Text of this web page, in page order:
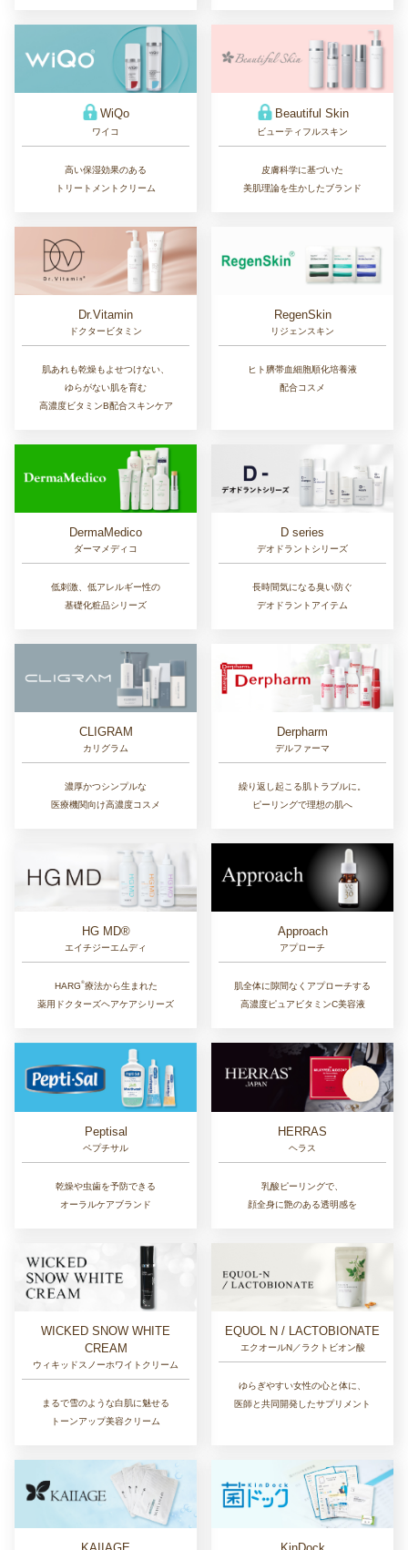
WiQo
ワイコ
高い保湿効果のある
トリートメントクリーム
Beautiful Skin
ビューティフルスキン
皮膚科学に基づいた
美肌理論を生かしたブランド
Dr.Vitamin
ドクタービタミン
肌あれも乾燥もよせつけない、
ゆらがない肌を育む
高濃度ビタミンB配合スキンケア
RegenSkin
リジェンスキン
ヒト臍帯血細胞順化培養液
配合コスメ
DermaMedico
ダーマメディコ
低刺激、低アレルギー性の
基礎化粧品シリーズ
D series
デオドラントシリーズ
長時間気になる臭い防ぐ
デオドラントアイテム
CLIGRAM
カリグラム
濃厚かつシンプルな
医療機関向け高濃度コスメ
Derpharm
デルファーマ
繰り返し起こる肌トラブルに。
ピーリングで理想の肌へ
HG MD®
エイチジーエムディ
HARG®︎療法から生まれた
薬用ドクターズヘアケアシリーズ
Approach
アプローチ
肌全体に隙間なくアプローチする
高濃度ピュアビタミンC美容液
Peptisal
ペプチサル
乾燥や虫歯を予防できる
オーラルケアブランド
HERRAS
ヘラス
乳酸ピーリングで、
顔全身に艶のある透明感を
WICKED SNOW WHITE
CREAM
ウィキッドスノーホワイトクリーム
まるで雪のような白肌に魅せる
トーンアップ美容クリーム
EQUOL N / LACTOBIONATE
エクオールN／ラクトビオン酸
ゆらぎやすい女性の心と体に、
医師と共同開発したサプリメント